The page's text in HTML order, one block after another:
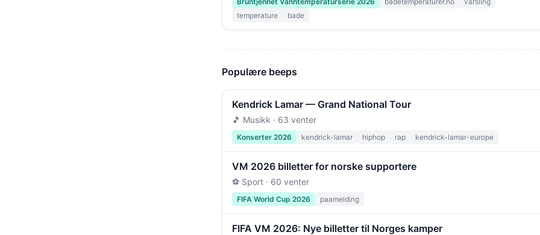
temperature
bade
Populære beeps
Kendrick Lamar — Grand National Tour
🎵 Musikk · 63 venter
Konserter 2026 kendrick-lamar hiphop rap kendrick-lamar-europe
VM 2026 billetter for norske supportere
⚽ Sport · 60 venter
FIFA World Cup 2026 paamelding
FIFA VM 2026: Nye billetter til Norges kamper